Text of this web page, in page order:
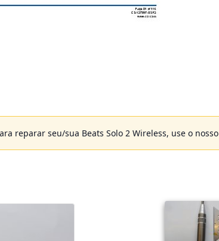
reparar seu/sua Beats Solo 2 Wireless, use o nosso